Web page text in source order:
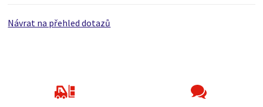
Návrat na přehled dotazů